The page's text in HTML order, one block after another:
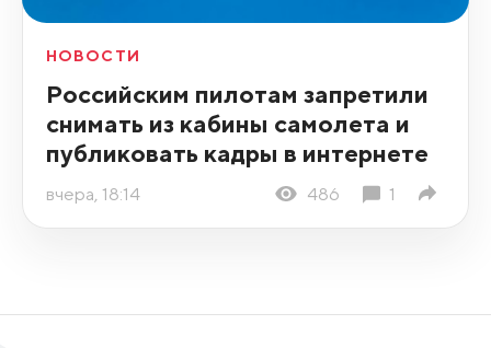
НОВОСТИ
Российским пилотам запретили
снимать из кабины самолета и
публиковать кадры в интернете
вчера, 18:14 486 1